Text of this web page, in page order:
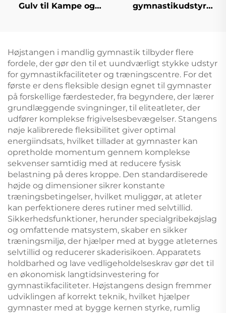
Gulv til Kampe og
gymnastikudstyr
Højstangen i mandlig gymnastik tilbyder flere
fordele, der gør den til et uundværligt stykke udstyr
for gymnastikfaciliteter og træningscentre. For det
første er dens fleksible design egnet til gymnaster
på forskellige færdesteder, fra begyndere, der lærer
grundlæggende svingninger, til eliteatleter, der
udfører komplekse frigivelsesbevægelser. Stangens
nøje kalibrerede fleksibilitet giver optimal
energiindsats, hvilket tillader at gymnaster kan
opretholde momentum gennem komplekse
sekvenser samtidig med at reducere fysisk
belastning på deres kroppe. Den standardiserede
højde og dimensioner sikrer konstante
træningsbetingelser, hvilket muliggør, at atleter
kan perfektionere deres rutiner med selvtillid.
Sikkerhedsfunktioner, herunder specialgribekøjslag
og omfattende matsystem, skaber en sikker
træningsmiljø, der hjælper med at bygge atleternes
selvtillid og reducerer skaderisikoen. Apparatets
holdbarhed og lave vedligeholdelseskrav gør det til
en økonomisk langtidsinvestering for
gymnastikfaciliteter. Højstangens design fremmer
udviklingen af korrekt teknik, hvilket hjælper
gymnaster med at bygge kernen styrke, rumlig